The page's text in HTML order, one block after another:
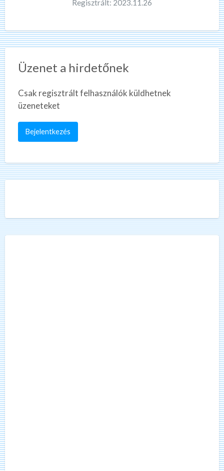
Regisztrált: 2023.11.26
Üzenet a hirdetőnek
Csak regisztrált felhasználók küldhetnek
üzeneteket
Bejelentkezés